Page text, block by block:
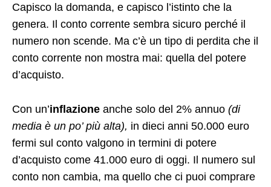
Capisco la domanda, e capisco l’istinto che la
genera. Il conto corrente sembra sicuro perché il
numero non scende. Ma c’è un tipo di perdita che il
conto corrente non mostra mai: quella del potere
d’acquisto.
Con un’inflazione anche solo del 2% annuo (di
media è un po’ più alta), in dieci anni 50.000 euro
fermi sul conto valgono in termini di potere
d’acquisto come 41.000 euro di oggi. Il numero sul
conto non cambia, ma quello che ci puoi comprare